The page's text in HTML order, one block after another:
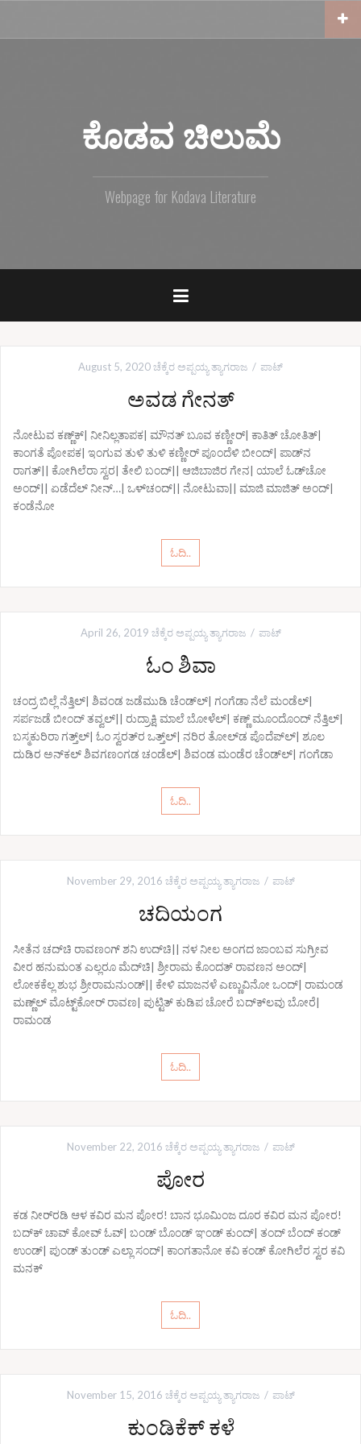
ಕೊಡವ ಚಿಲುಮೆ
Webpage for Kodava Literature
August 5, 2020ಚೆಕ್ಕೆರ ಅಪ್ಪಯ್ಯ ತ್ಯಾಗರಾಜ ಪಾಟ್
ಅವಡ ಗೇನತ್
ನೋಟುವ ಕಣ್ಣ್‌ಕ್| ನೀನಿಲ್ಲತಾಪಕ| ಮೌನತ್ ಬೂವ ಕಣ್ಣೀರ್‍| ಕಾತಿತ್ ಚೋತಿತ್|
ಕಾಂಗತೆ ಪೋಪಕ| ಇಂಗುವ ತುಳಿ ತುಳಿ ಕಣ್ಣೀರ್‍ ಪೂಂದೆಳಿ ಬೀಂದ್| ಪಾಡ್‌ನ
ರಾಗತ್|| ಕೋಗಿಲೆರಾ ಸ್ವರ| ತೇಲಿ ಬಂದ್|| ಆಜಿಬಾಜಿರ ಗೇನ| ಯಾಲೆ ಓಡ್‌ಚೋ
ಅಂದ್|| ಏಡೆದೆಲ್ ನೀನ್…| ಒಳ್‌ಚಂದ್|| ನೋಟುವಾ|| ಮಾಜಿ ಮಾಜಿತ್ ಅಂದ್|
ಕಂಡೆನೋ
ಓದಿ..
April 26, 2019 ಚೆಕ್ಕೆರ ಅಪ್ಪಯ್ಯ ತ್ಯಾಗರಾಜ ಪಾಟ್
ಓಂ ಶಿವಾ
ಚಂದ್ರ ಬಿಲ್ಲೆ ನೆತ್ತಿಲ್| ಶಿವಂಡ ಜಡೆಮುಡಿ ಚೆಂಡ್‌ಲ್| ಗಂಗೆಡಾ ನೆಲೆ ಮಂಡೆಲ್|
ಸರ್ಪಜಡೆ ಬೀಂದ್ ತವ್ವಲ್|| ರುದ್ರಾಕ್ಷಿ ಮಾಲೆ ಬೋಳೆಲ್| ಕಣ್ಣ್ ಮೂಂದೊಂದ್ ನೆತ್ತಿಲ್|
ಬಸ್ಮಕುರಿರಾ ಗತ್ತ್‌ಲ್| ಓಂ ಸ್ವರತ್‌ರ ಒತ್ತ್‌ಲ್| ನರಿರ ತೋಲ್‌ಡ ಪೊದೆಪ್‌ಲ್| ಶೂಲ
ದುಡಿರ ಅನ್‌ಕಲ್ ಶಿವಗಣಂಗಡ ಚಂಡೆಲ್| ಶಿವಂಡ ಮಂಡೆರ ಚೆಂಡ್‌ಲ್| ಗಂಗೆಡಾ
ಓದಿ..
November 29, 2016 ಚೆಕ್ಕೆರ ಅಪ್ಪಯ್ಯ ತ್ಯಾಗರಾಜ ಪಾಟ್
ಚದಿಯಂಗ
ಸೀತೆನ ಚದ್‌ಚಿ ರಾವಣಂಗ್ ಶನಿ ಉದ್‌ಚಿ|| ನಳ ನೀಲ ಅಂಗದ ಜಾಂಬವ ಸುಗ್ರೀವ
ವೀರ ಹನುಮಂತ ಎಲ್ಲರೂ ಮೆದ್‌ಚಿ| ಶ್ರೀರಾಮ ಕೊಂದತ್ ರಾವಣನ ಅಂದ್|
ಲೋಕಕೆಲ್ಲ ಶುಭ ಶ್ರೀರಾಮನುಂಡ್|| ಕೇಳಿ ಮಾಜನಳೆ ಎಣ್ಣುವಿನೋ ಒಂದ್| ರಾಮಂಡ
ಮಣ್ಣ್‌ಲ್ ಮೊಟ್ಟ್‌ಕೋರ್‍ ರಾವಣ| ಪುಟ್ಟಿತ್ ಕುಡಿಪ ಚೋರೆ ಬದ್‌ಕ್‌ಲವು ಬೋರೆ|
ರಾಮಂಡ
ಓದಿ..
November 22, 2016 ಚೆಕ್ಕೆರ ಅಪ್ಪಯ್ಯ ತ್ಯಾಗರಾಜ ಪಾಟ್
ಪೋರ
ಕಡ ನೀರ್‌ರಡಿ ಆಳ ಕವಿರ ಮನ ಪೋರ! ಬಾನ ಭೂಮಿಂಜ ದೂರ ಕವಿರ ಮನ ಪೋರ!
ಬದ್‌ಕ್ ಚಾವ್ ಕೋವ್ ಓವ್| ಬಂಡ್ ಬೊಂಡ್ ಞಂಡ್ ಕುಂದ್| ತಂದ್ ಬೆಂದ್ ಕಂಡ್
ಉಂಡ್| ಪುಂಡ್ ತುಂಡ್ ಎಲ್ಲಾ ಸಂದ್| ಕಾಂಗತಾನೋ ಕವಿ ಕಂಡ್ ಕೋಗಿಲೆರ ಸ್ವರ ಕವಿ
ಮನಕ್
ಓದಿ..
November 15, 2016 ಚೆಕ್ಕೆರ ಅಪ್ಪಯ್ಯ ತ್ಯಾಗರಾಜ ಪಾಟ್
ಕುಂಡಿಕೆಕ್ ಕಳೆ